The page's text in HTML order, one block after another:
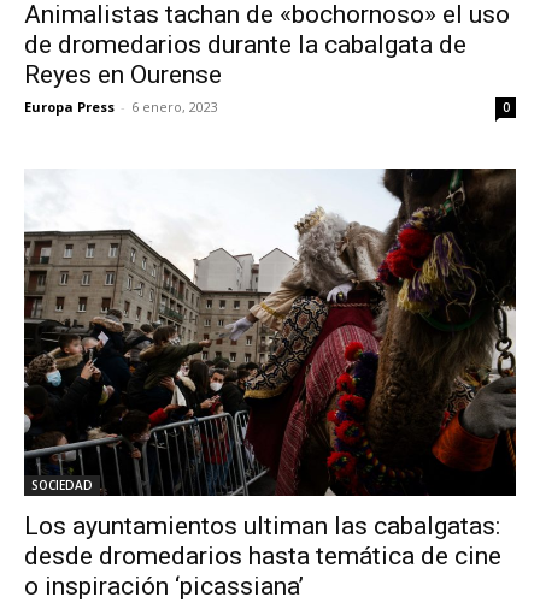
Animalistas tachan de «bochornoso» el uso
de dromedarios durante la cabalgata de
Reyes en Ourense
Europa Press - 6 enero, 2023 0
SOCIEDAD
Los ayuntamientos ultiman las cabalgatas:
desde dromedarios hasta temática de cine
o inspiración ‘picassiana’